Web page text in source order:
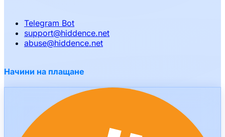
Telegram Bot
support@hiddence.net
abuse@hiddence.net
Начини на плащане